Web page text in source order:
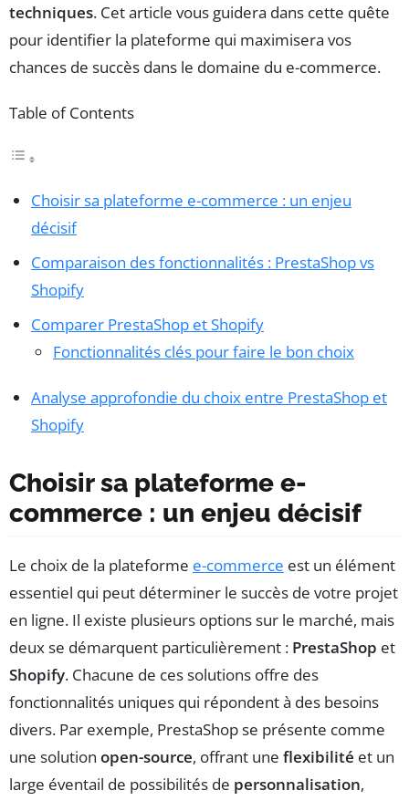
techniques. Cet article vous guidera dans cette quête
pour identifier la plateforme qui maximisera vos
chances de succès dans le domaine du e-commerce.
Table of Contents
Choisir sa plateforme e-commerce : un enjeu
décisif
Comparaison des fonctionnalités : PrestaShop vs
Shopify
Comparer PrestaShop et Shopify
Fonctionnalités clés pour faire le bon choix
Analyse approfondie du choix entre PrestaShop et
Shopify
Choisir sa plateforme e-
commerce : un enjeu décisif
Le choix de la plateforme e-commerce est un élément
essentiel qui peut déterminer le succès de votre projet
en ligne. Il existe plusieurs options sur le marché, mais
deux se démarquent particulièrement : PrestaShop et
Shopify. Chacune de ces solutions offre des
fonctionnalités uniques qui répondent à des besoins
divers. Par exemple, PrestaShop se présente comme
une solution open-source, offrant une flexibilité et un
large éventail de possibilités de personnalisation,